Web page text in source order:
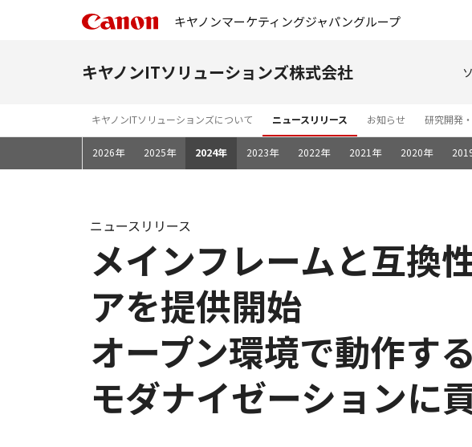
キヤノンマーケティングジャパングループ
キヤノンITソリューションズ株式会社
キヤノンITソリューションズについて ニュースリリース お知らせ 研究開発
2026年 2025年 2024年 2023年 2022年 2021年 2020年
メインフレームと互換
アを提供開始
オープン環境で動作す
モダナイゼーションに
ニュースリリース